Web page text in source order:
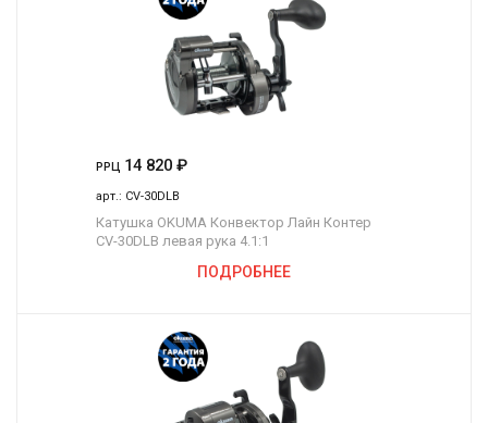
РРЦ 14 820 ₽
арт.: CV-30DLB
Катушка OKUMA Конвектор Лайн Контер
CV-30DLB левая рука 4.1:1
ПОДРОБНЕЕ